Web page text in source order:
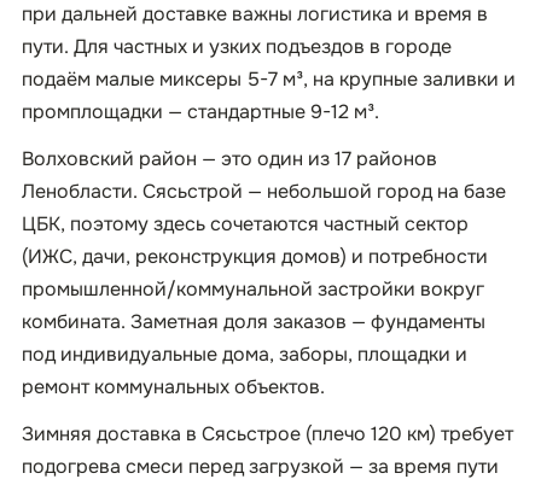
при дальней доставке важны логистика и время в
пути. Для частных и узких подъездов в городе
подаём малые миксеры 5-7 м³, на крупные заливки и
промплощадки — стандартные 9-12 м³.
Волховский район — это один из 17 районов
Ленобласти. Сясьстрой — небольшой город на базе
ЦБК, поэтому здесь сочетаются частный сектор
(ИЖС, дачи, реконструкция домов) и потребности
промышленной/коммунальной застройки вокруг
комбината. Заметная доля заказов — фундаменты
под индивидуальные дома, заборы, площадки и
ремонт коммунальных объектов.
Зимняя доставка в Сясьстрое (плечо 120 км) требует
подогрева смеси перед загрузкой — за время пути